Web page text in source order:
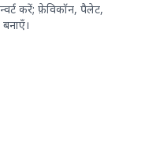
करें; फ़ेविकॉन, पैलेट,